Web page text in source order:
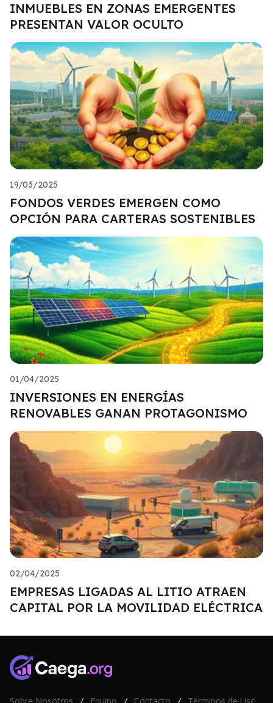
INMUEBLES EN ZONAS EMERGENTES
PRESENTAN VALOR OCULTO
19/03/2025
FONDOS VERDES EMERGEN COMO
OPCIÓN PARA CARTERAS SOSTENIBLES
01/04/2025
INVERSIONES EN ENERGÍAS
RENOVABLES GANAN PROTAGONISMO
02/04/2025
EMPRESAS LIGADAS AL LITIO ATRAEN
CAPITAL POR LA MOVILIDAD ELÉCTRICA